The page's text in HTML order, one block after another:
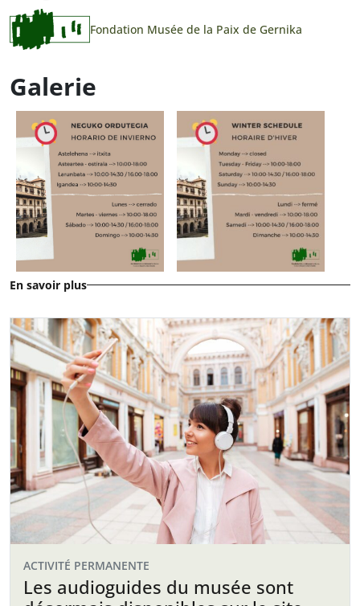
Fondation Musée de la Paix de Gernika
Galerie
En savoir plus
ACTIVITÉ PERMANENTE
Les audioguides du musée sont